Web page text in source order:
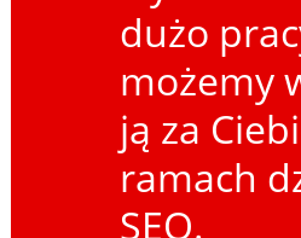
dużo
możemy
ją za
ramach
SEO.